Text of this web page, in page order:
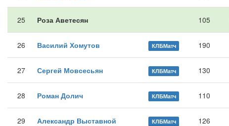
25 Роза Аветесян 105
26 КЛБМатч
Василий Хомутов 190
27 КЛБМатч
Сергей Мовсесьян 130
28 КЛБМатч
Роман Долич 110
29 КЛБМатч
Александр Выставной 126